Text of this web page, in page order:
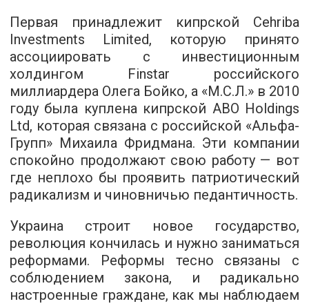
Первая принадлежит кипрской Cehriba
Investments Limited, которую принято
ассоциировать с инвестиционным
холдингом Finstar российского
миллиардера Олега Бойко, а «М.С.Л.» в 2010
году была куплена кипрской ABO Holdings
Ltd, которая связана с российской «Альфа-
Групп» Михаила Фридмана. Эти компании
спокойно продолжают свою работу — вот
где неплохо бы проявить патриотический
радикализм и чиновничью педантичность.
Украина строит новое государство,
революция кончилась и нужно заниматься
реформами. Реформы тесно связаны с
соблюдением закона, и радикально
настроенные граждане, как мы наблюдаем